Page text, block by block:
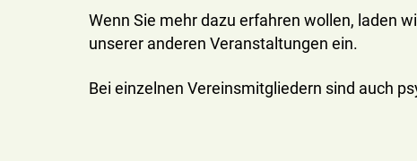
Wenn Sie mehr dazu erfahren wollen, laden
unserer anderen Veranstaltungen ein.
Bei einzelnen Vereinsmitgliedern sind auch